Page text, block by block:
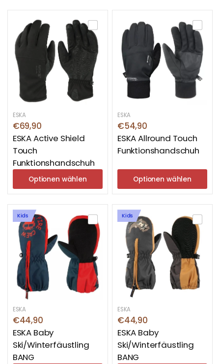
ESKA
€69,90
ESKA Active Shield
Touch
Funktionshandschuh
Optionen wählen
ESKA
€54,90
ESKA Allround Touch
Funktionshandschuh
Optionen wählen
Kids
ESKA
€44,90
ESKA Baby
Ski/Winterfäustling
BANG
Kids
ESKA
€44,90
ESKA Baby
Ski/Winterfäustling
BANG